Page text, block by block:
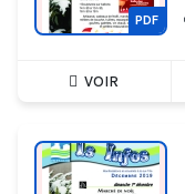
PDF
VOIR